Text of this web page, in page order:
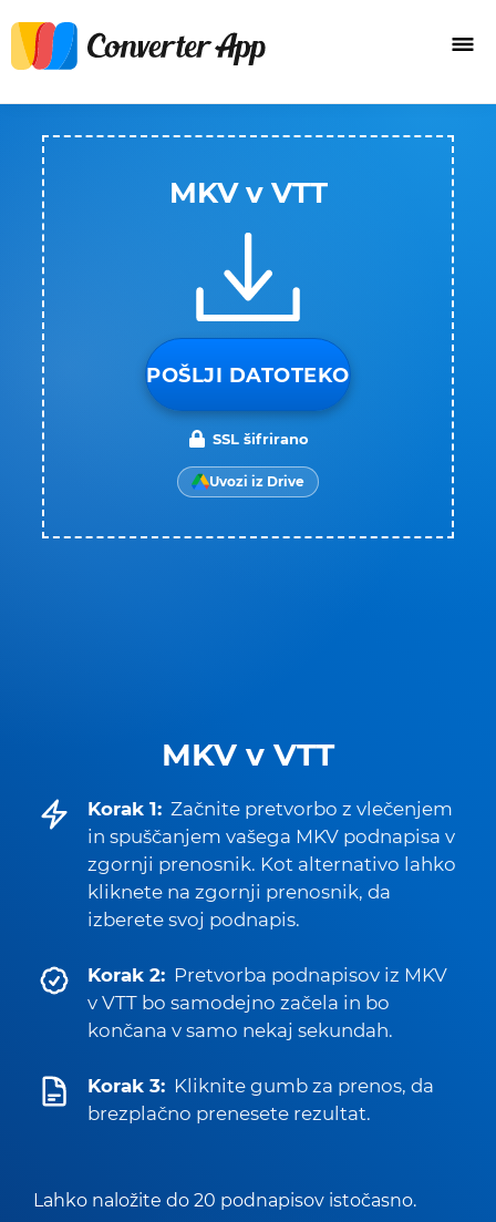
MKV v VTT
Korak 1: Začnite pretvorbo z vlečenjem
in spuščanjem vašega MKV podnapisa v
zgornji prenosnik. Kot alternativo lahko
kliknete na zgornji prenosnik, da
izberete svoj podnapis.
Korak 2: Pretvorba podnapisov iz MKV
v VTT bo samodejno začela in bo
končana v samo nekaj sekundah.
Korak 3: Kliknite gumb za prenos, da
brezplačno prenesete rezultat.
Lahko naložite do 20 podnapisov istočasno.
MKV v VTT
POŠLJI DATOTEKO
SSL šifrirano
Uvozi iz Drive